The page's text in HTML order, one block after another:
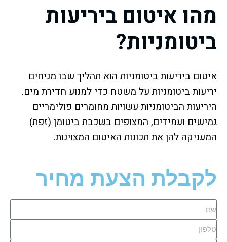
מהו איטום ביריעות
ביטומניות?
איטום ביריעות ביטומניות הוא תהליך שבו מניחים
יריעות ביטומניות על משטח כדי למנוע חדירת מים.
היריעות הביטומניות עשויות מחומרים פולימריים
גמישים ועמידים, המצופים בשכבת ביטומן (זפת)
המעניקה להן את תכונות האיטום המצוינות.
לקבלת הצעת מחיר